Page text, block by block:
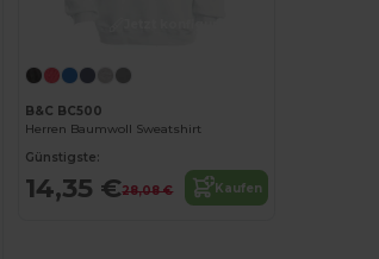
B&C BC500
Herren Baumwoll Sweatshirt
Günstigste:
14,35 €28,08 € Kaufen